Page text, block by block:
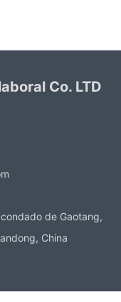
Co. LTD
de Gaotang,
China